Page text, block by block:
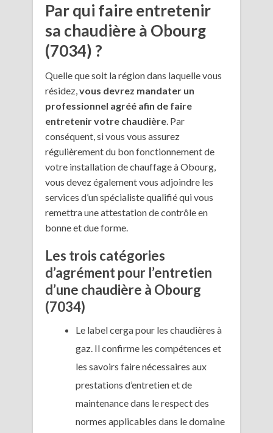
Par qui faire entretenir
sa chaudière à Obourg
(7034) ?
Quelle que soit la région dans laquelle vous
résidez,vous devrez mandater un
professionnel agréé afin de faire
entretenir votre chaudière. Par
conséquent, si vous vous assurez
régulièrement du bon fonctionnement de
votre installation de chauffage à Obourg,
vous devez également vous adjoindre les
services d’un spécialiste qualifié qui vous
remettra une attestation de contrôle en
bonne et due forme.
Les trois catégories
d’agrément pour l’entretien
d’une chaudière à Obourg
(7034)
Le label cerga pour les chaudières à
gaz. Il confirme les compétences et
les savoirs faire nécessaires aux
prestations d’entretien et de
maintenance dans le respect des
normes applicables dans le domaine